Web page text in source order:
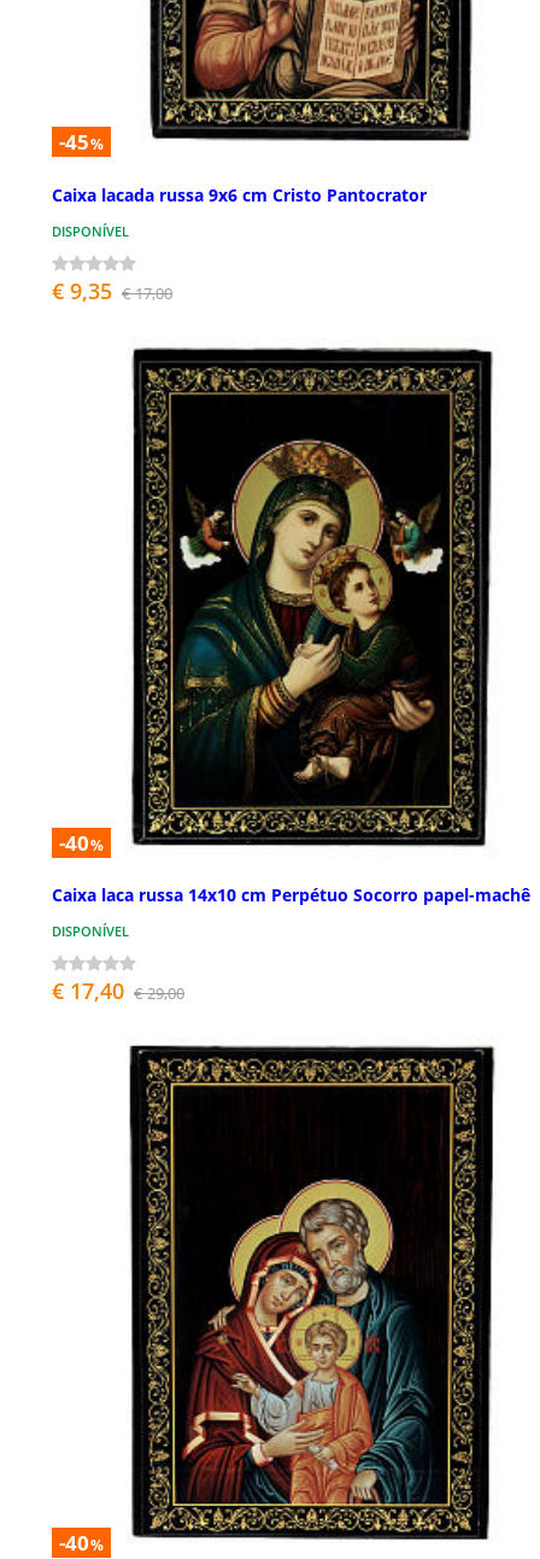
-45%
Caixa lacada russa 9x6 cm Cristo Pantocrator
DISPONÍVEL
€ 9,35 € 17,00
-40%
Caixa laca russa 14x10 cm Perpétuo Socorro papel-machê
DISPONÍVEL
€ 17,40 € 29,00
-40%